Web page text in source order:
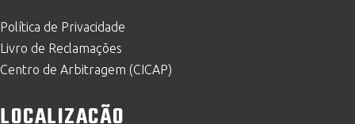
Política de Privacidade
Livro de Reclamações
Centro de Arbitragem (CICAP)